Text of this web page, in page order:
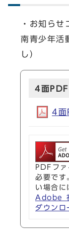
・お知ら
南青少年活
し）
4面PDF
4面
PDFフ
必要です
い場合に
Adobe
ダウンロ